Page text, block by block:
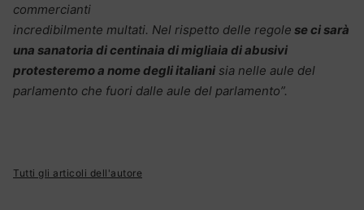
commercianti
incredibilmente multati. Nel rispetto delle regole se ci sarà
una sanatoria di centinaia di migliaia di abusivi
protesteremo a nome degli italiani sia nelle aule del
parlamento che fuori dalle aule del parlamento”.
Tutti gli articoli dell'autore